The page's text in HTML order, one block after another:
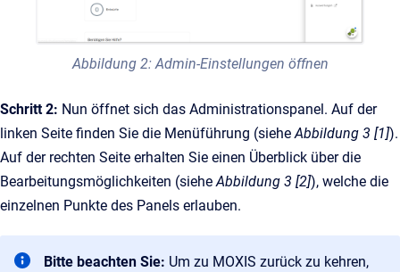
Abbildung 2: Admin-Einstellungen öffnen
Schritt 2: Nun öffnet sich das Administrationspanel. Auf der
linken Seite finden Sie die Menüführung (sieheAbbildung 3 [1]).
Auf der rechten Seite erhalten Sie einen Überblick über die
Bearbeitungsmöglichkeiten (sieheAbbildung 3 [2]), welche die
einzelnen Punkte des Panels erlauben.
Bitte beachten Sie: Um zu MOXIS zurück zu kehren,